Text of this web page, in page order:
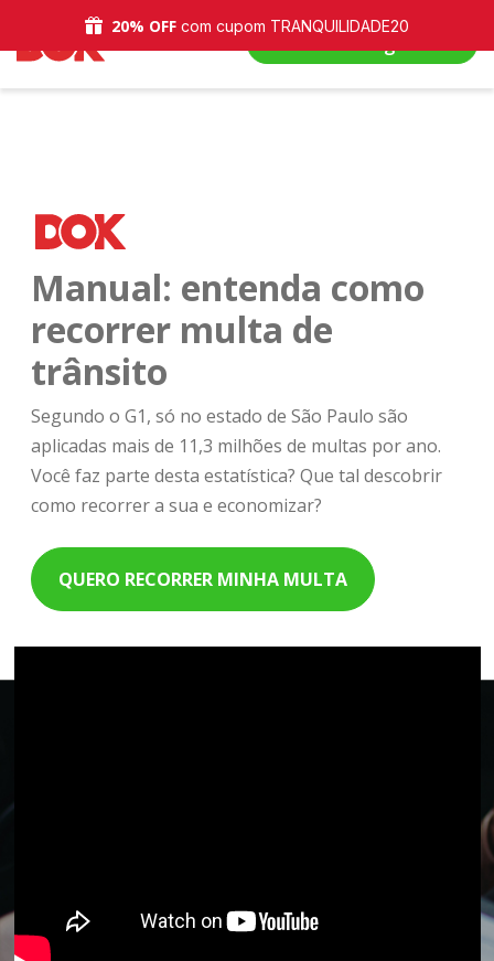
20% OFF com cupom TRANQUILIDADE20
Manual: entenda como
recorrer multa de
trânsito
Segundo o G1, só no estado de São Paulo são
aplicadas mais de 11,3 milhões de multas por ano.
Você faz parte desta estatística? Que tal descobrir
como recorrer a sua e economizar?
QUERO RECORRER MINHA MULTA